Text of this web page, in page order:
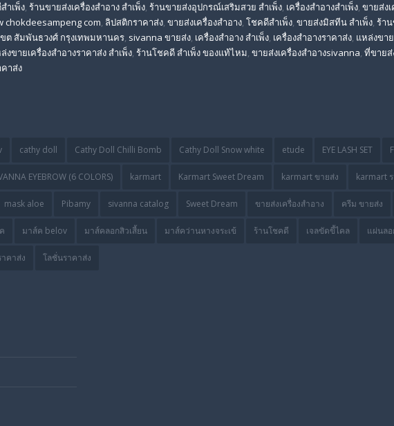
ำเพ็ง, ร้านขายส่งเครื่องสําอาง สําเพ็ง, ร้านขายส่งอุปกรณ์เสริมสวย สําเพ็ง, เครื่องสำอางสำเพ็ง, ขายส่ง
chokdeesampeng com, ลิปสติกราคาส่ง, ขายส่งเครื่องสำอาง, โชคดีสำเพ็ง, ขายส่งมิสทีน สําเพ็ง, ร้าน
ขต สัมพันธวงศ์ กรุงเทพมหานคร, sivanna ขายส่ง, เครื่องสําอาง สําเพ็ง, เครื่องสําอางราคาส่ง, แหล่งขา
งขายเครื่องสําอางราคาส่ง สําเพ็ง, ร้านโชคดี สําเพ็ง ของแท้ไหม, ขายส่งเครื่องสําอางsivanna, ที่ขายส่
าส่ง
cathy doll Cathy Doll Chilli Bomb Cathy Doll Snow white etude EYE LASH SET
EYEBROW (6 COLORS) karmart Karmart Sweet Dream karmart ขายส่ง karmart
mask aloe Pibamy sivanna catalog Sweet Dream ขายส่งเครื่องสำอาง ครีม ขายส่ง
มาส์ค belov มาส์คลอกสิวเสี้ยน มาส์คว่านหางจระเข้ ร้านโชคดี เจลขัดขี้ไคล แผ่นลอ
คาส่ง โลชั่นราคาส่ง